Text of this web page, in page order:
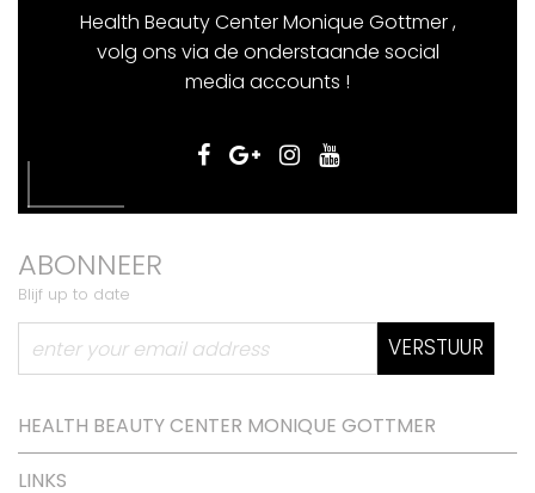
Health Beauty Center Monique Gottmer ,
volg ons via de onderstaande social
media accounts !
ABONNEER
Blijf up to date
VERSTUUR
HEALTH BEAUTY CENTER MONIQUE GOTTMER
LINKS